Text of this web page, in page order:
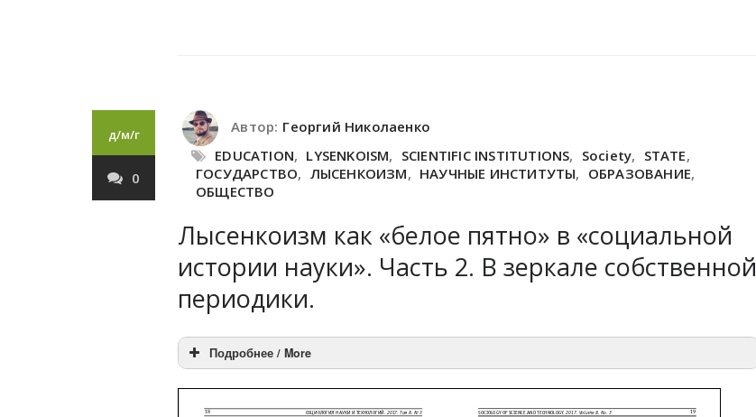
д/м/г
0
Автор: Георгий Николаенко
EDUCATION, LYSENKOISM, SCIENTIFIC INSTITUTIONS, Society, STATE,
ГОСУДАРСТВО, ЛЫСЕНКОИЗМ, НАУЧНЫЕ ИНСТИТУТЫ, ОБРАЗОВАНИЕ,
ОБЩЕСТВО
Лысенкоизм как «белое пятно» в «социальной
истории науки». Часть 2. В зеркале собственной
периодики.
Подробнее / More